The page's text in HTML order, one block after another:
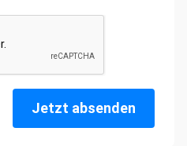
Jetzt absenden